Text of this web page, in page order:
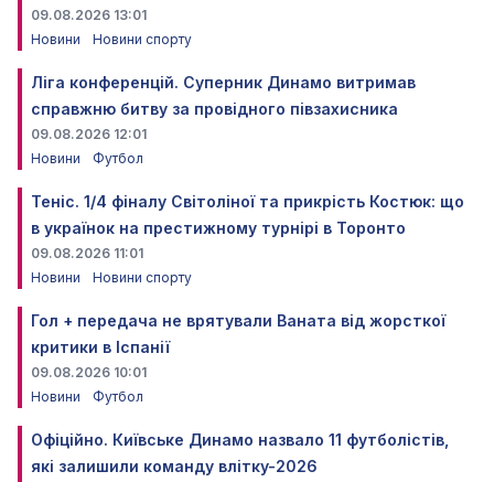
09.08.2026 13:01
Новини
Новини спорту
Ліга конференцій. Суперник Динамо витримав
справжню битву за провідного півзахисника
09.08.2026 12:01
Новини
Футбол
Теніс. 1/4 фіналу Світоліної та прикрість Костюк: що
в українок на престижному турнірі в Торонто
09.08.2026 11:01
Новини
Новини спорту
Гол + передача не врятували Ваната від жорсткої
критики в Іспанії
09.08.2026 10:01
Новини
Футбол
Офіційно. Київське Динамо назвало 11 футболістів,
які залишили команду влітку-2026